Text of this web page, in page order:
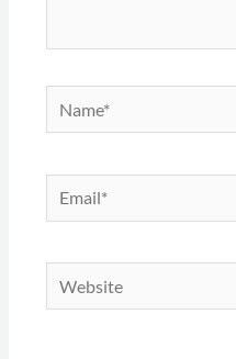
Name*
Email*
Website